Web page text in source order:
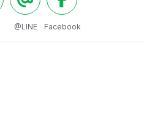
@LINE Facebook